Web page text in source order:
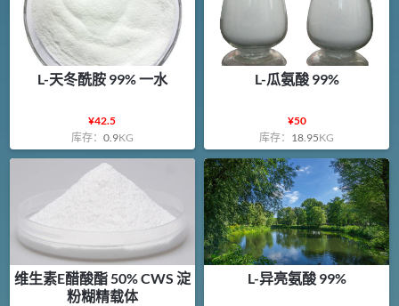
L-天冬酰胺 99% 一水
¥42.5
库存： 0.9KG
L-瓜氨酸 99%
¥50
库存： 18.95KG
维生素E醋酸酯 50% CWS 淀
粉糊精载体
L-异亮氨酸 99%